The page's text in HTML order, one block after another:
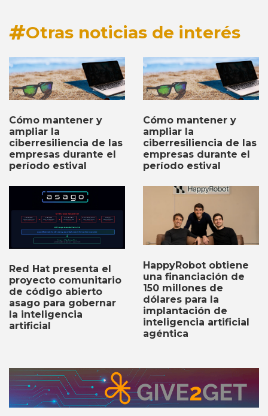
Otras noticias de interés
Cómo mantener y
ampliar la
ciberresiliencia de las
empresas durante el
período estival
Cómo mantener y
ampliar la
ciberresiliencia de las
empresas durante el
período estival
Red Hat presenta el
proyecto comunitario
de código abierto
asago para gobernar
la inteligencia
artificial
HappyRobot obtiene
una financiación de
150 millones de
dólares para la
implantación de
inteligencia artificial
agéntica